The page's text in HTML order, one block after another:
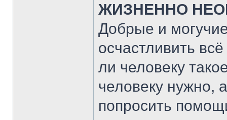
ЖИЗНЕННО
Добрые и
осчастливить
ли человеку
человеку нужно,
попросить